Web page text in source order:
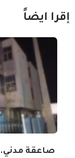
إقرا ايضاً
صاعقة